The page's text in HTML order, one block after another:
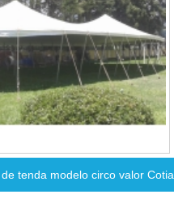
tenda modelo circo valor Cotia